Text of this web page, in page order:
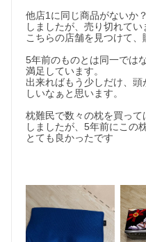
他店1に同じ商品がないか
しましたが、売り切れてい
こちらの店舗を見つけて、
5年前のものとは同一では
満足しています。
出来ればもう少しだけ、
しいなぁと思います。
枕難民で数々の枕を買って
しましたが、5年前にこの
とても良かったです